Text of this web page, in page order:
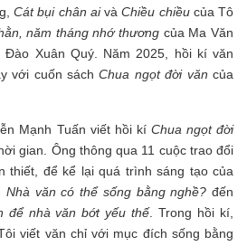
Cát bụi chân aivàChiều chiềucủa Tô
năm tháng nhớ thương của Ma Văn
Xuân Quý. Năm 2025, hồi kí văn
với cuốn sáchChua ngọt đời văn của
Mạnh Tuấn viết hồi kí Chua ngọt đời
gian. Ông thông qua 11 cuộc trao đổi
thiết, để kể lại quá trình sáng tạo của
Nhà văn có thể sống bằng nghề? đến
để nhà văn bớt yếu thế. Trong hồi kí,
viết văn chỉ với mục đích sống bằng